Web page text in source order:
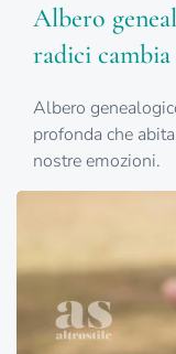
Albero
radici
Albero
profonda che
nostre emozioni.